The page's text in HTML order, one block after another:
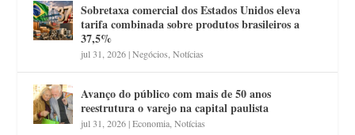
Sobretaxa comercial dos Estados Unidos eleva
tarifa combinada sobre produtos brasileiros a
37,5%
jul 31, 2026|Negócios ,Notícias
Avanço do público com mais de 50 anos
reestrutura o varejo na capital paulista
jul 31, 2026|Economia ,Notícias